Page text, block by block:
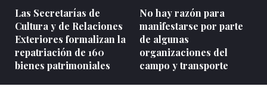
Las Secretarías de
Cultura y de Relaciones
Exteriores formalizan la
repatriación de 160
bienes patrimoniales
No hay razón para
manifestarse por parte
de algunas
organizaciones del
campo y transporte